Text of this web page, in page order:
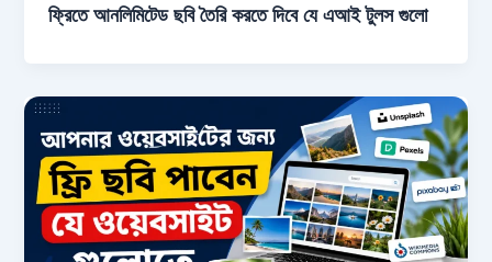
ফ্রিতে আনলিমিটেড ছবি তৈরি করতে দিবে যে এআই টুলস গুলো